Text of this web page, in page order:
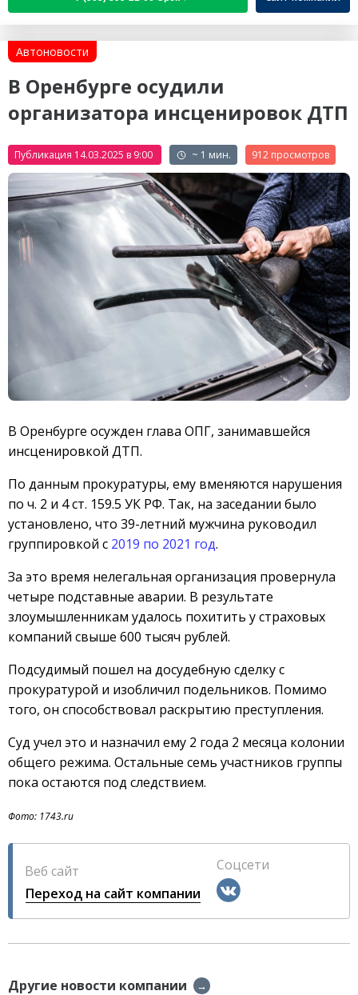
Автоновости
В Оренбурге осудили
организатора инсценировок ДТП
Публикация 14.03.2025 в 9:00 ~ 1 мин. 912
В Оренбурге осужден глава ОПГ, занимавшейся
инсценировкой ДТП.
По данным прокуратуры, ему вменяются нарушения
по ч. 2 и 4 ст. 159.5 УК РФ. Так, на заседании было
установлено, что 39-летний мужчина руководил
группировкой с 2019 по 2021 год.
За это время нелегальная организация провернула
четыре подставные аварии. В результате
злоумышленникам удалось похитить у страховых
компаний свыше 600 тысяч рублей.
Подсудимый пошел на досудебную сделку с
прокуратурой и изобличил подельников. Помимо
того, он способствовал раскрытию преступления.
Суд учел это и назначил ему 2 года 2 месяца колонии
общего режима. Остальные семь участников группы
пока остаются под следствием.
Фото: 1743.ru
Веб сайт
Переход на сайт компании
Соцсети
Другие новости компании →